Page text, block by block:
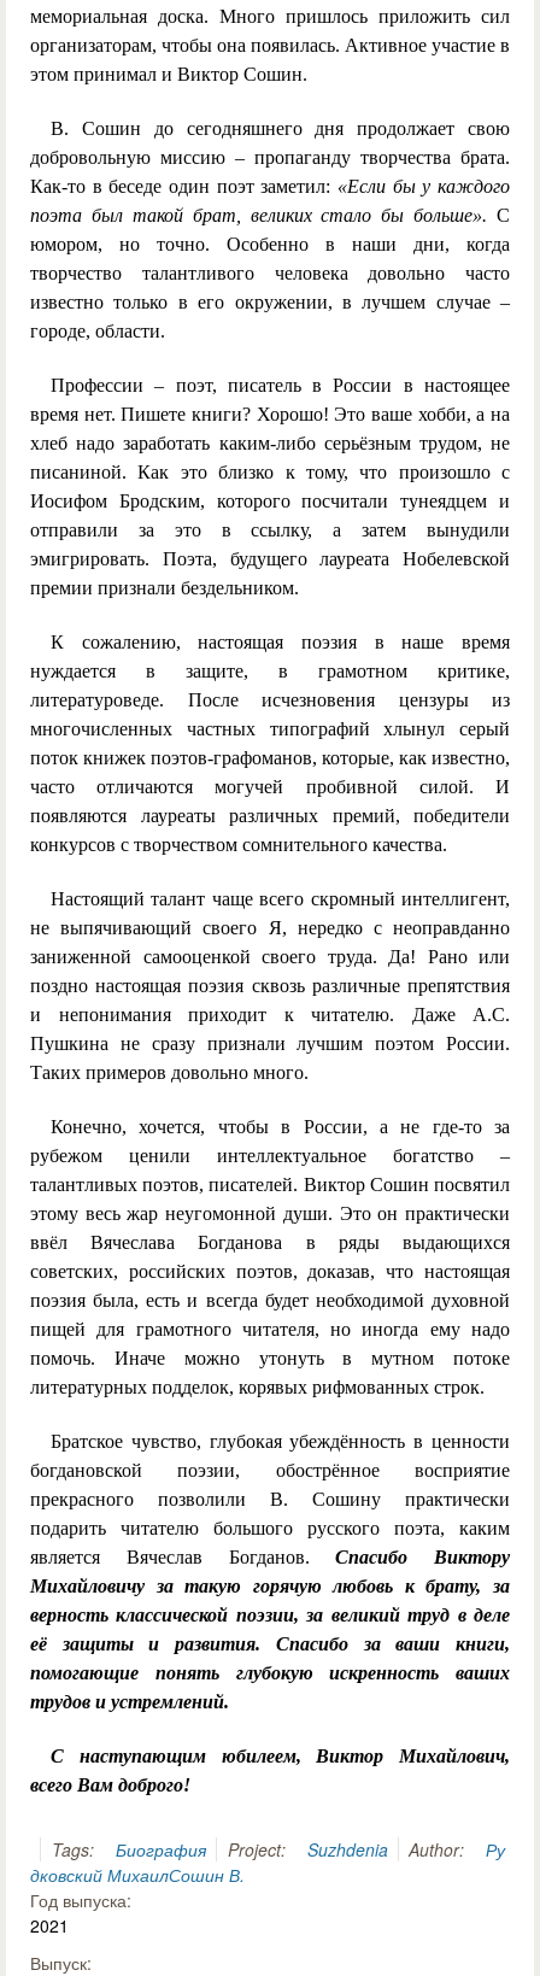
мемориальная доска. Много пришлось приложить сил
организаторам, чтобы она появилась. Активное участие в
этом принимал и Виктор Сошин.
В. Сошин до сегодняшнего дня продолжает свою
добровольную миссию – пропаганду творчества брата.
Как-то в беседе один поэт заметил: «Если бы у каждого
поэта был такой брат, великих стало бы больше». С
юмором, но точно. Особенно в наши дни, когда
творчество талантливого человека довольно часто
известно только в его окружении, в лучшем случае –
городе, области.
Профессии – поэт, писатель в России в настоящее
время нет. Пишете книги? Хорошо! Это ваше хобби, а на
хлеб надо заработать каким-либо серьёзным трудом, не
писаниной. Как это близко к тому, что произошло с
Иосифом Бродским, которого посчитали тунеядцем и
отправили за это в ссылку, а затем вынудили
эмигрировать. Поэта, будущего лауреата Нобелевской
премии признали бездельником.
К сожалению, настоящая поэзия в наше время
нуждается в защите, в грамотном критике,
литературоведе. После исчезновения цензуры из
многочисленных частных типографий хлынул серый
поток книжек поэтов-графоманов, которые, как известно,
часто отличаются могучей пробивной силой. И
появляются лауреаты различных премий, победители
конкурсов с творчеством сомнительного качества.
Настоящий талант чаще всего скромный интеллигент,
не выпячивающий своего Я, нередко с неоправданно
заниженной самооценкой своего труда. Да! Рано или
поздно настоящая поэзия сквозь различные препятствия
и непонимания приходит к читателю. Даже А.С.
Пушкина не сразу признали лучшим поэтом России.
Таких примеров довольно много.
Конечно, хочется, чтобы в России, а не где-то за
рубежом ценили интеллектуальное богатство –
талантливых поэтов, писателей. Виктор Сошин посвятил
этому весь жар неугомонной души. Это он практически
ввёл Вячеслава Богданова в ряды выдающихся
советских, российских поэтов, доказав, что настоящая
поэзия была, есть и всегда будет необходимой духовной
пищей для грамотного читателя, но иногда ему надо
помочь. Иначе можно утонуть в мутном потоке
литературных подделок, корявых рифмованных строк.
Братское чувство, глубокая убеждённость в ценности
богдановской поэзии, обострённое восприятие
прекрасного позволили В. Сошину практически
подарить читателю большого русского поэта, каким
является Вячеслав Богданов.Спасибо Виктору
Михайловичу за такую горячую любовь к брату, за
верность классической поэзии, за великий труд в деле
её защиты и развития. Спасибо за ваши книги,
помогающие понять глубокую искренность ваших
трудов и устремлений.
С наступающим юбилеем, Виктор Михайлович,
всего Вам доброго!
Tags: Биография Project: Suzhdenia Author:
Ру
дковский МихаилСошин В.
Год выпуска:
2021
Выпуск: